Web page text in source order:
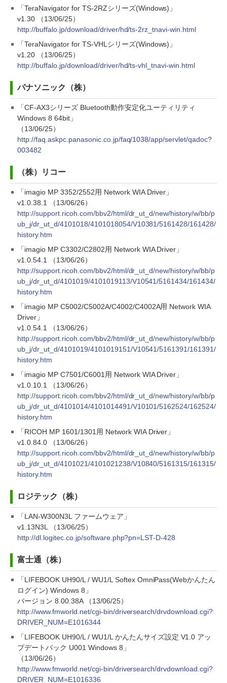
「TeraNavigator for TS-2RZシリーズ(Windows)」
v1.30 （13/06/25）
http://buffalo.jp/download/driver/hd/ts-2rz_tnavi-win.html
「TeraNavigator for TS-VHLシリーズ(Windows)」
v1.20 （13/06/25）
http://buffalo.jp/download/driver/hd/ts-vhl_tnavi-win.html
パナソニック（株）
「CF-AX3シリーズ Bluetooth動作安定化ユーティリティ
Windows 8 64bit」
（13/06/25）
http://faq.askpc.panasonic.co.jp/faq/1038/app/servlet/qadoc?
003482
（株）リコー
「imagio MP 3352/2552用 Network WIA Driver」
v1.0.38.1 （13/06/26）
http://support.ricoh.com/bbv2/html/dr_ut_d/new/history/w/bb/p
ub_j/dr_ut_d/4101018/4101018054/V10381/5161428/161428/
history.htm
「imagio MP C3302/C2802用 Network WIA Driver」
v1.0.54.1 （13/06/26）
http://support.ricoh.com/bbv2/html/dr_ut_d/new/history/w/bb/p
ub_j/dr_ut_d/4101019/4101019113/V10541/5161434/161434/
history.htm
「imagio MP C5002/C5002A/C4002/C4002A用 Network WIA
Driver」
v1.0.54.1 （13/06/26）
http://support.ricoh.com/bbv2/html/dr_ut_d/new/history/w/bb/p
ub_j/dr_ut_d/4101019/4101019151/V10541/5161391/161391/
history.htm
「imagio MP C7501/C6001用 Network WIA Driver」
v1.0.10.1 （13/06/26）
http://support.ricoh.com/bbv2/html/dr_ut_d/new/history/w/bb/p
ub_j/dr_ut_d/4101014/4101014491/V10101/5162524/162524/
history.htm
「RICOH MP 1601/1301用 Network WIA Driver」
v1.0.84.0 （13/06/26）
http://support.ricoh.com/bbv2/html/dr_ut_d/new/history/w/bb/p
ub_j/dr_ut_d/4101021/4101021238/V10840/5161315/161315/
history.htm
ロジテック（株）
「LAN-W300N3L ファームウェア」
v1.13N3L （13/06/25）
http://dl.logitec.co.jp/software.php?pn=LST-D-428
富士通（株）
「LIFEBOOK UH90/L / WU1/L Softex OmniPass(Webかんたん
ログイン) Windows 8」
バージョン 8.00.38A （13/06/25）
http://www.fmworld.net/cgi-bin/driversearch/drvdownload.cgi?
DRIVER_NUM=E1016344
「LIFEBOOK UH90/L / WU1/L かんたんサイズ設定 V1.0 アッ
プデートパック U001 Windows 8」
（13/06/26）
http://www.fmworld.net/cgi-bin/driversearch/drvdownload.cgi?
DRIVER_NUM=E1016336